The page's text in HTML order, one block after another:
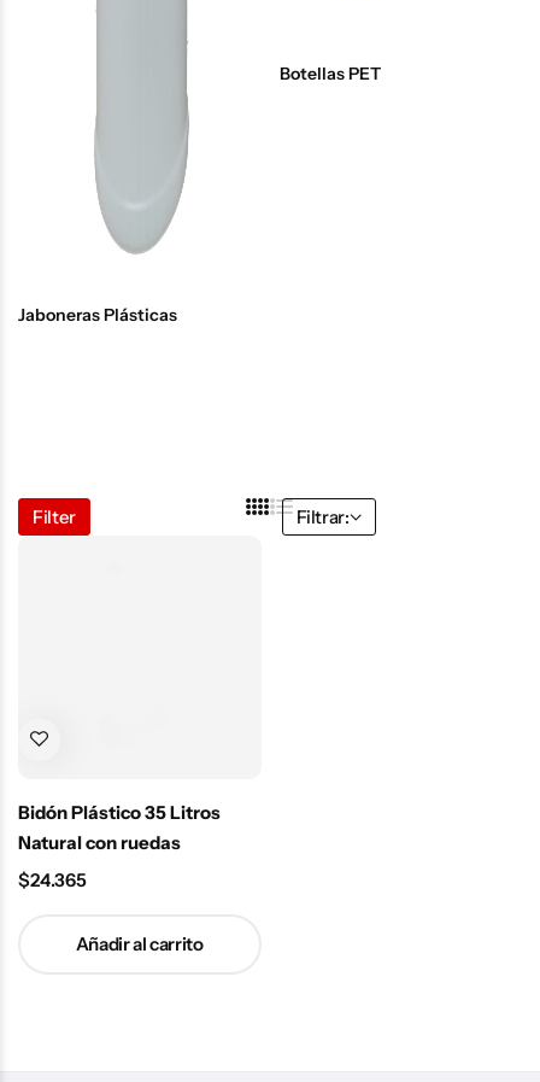
Jaboneras Plásticas
Botellas PET
Filter Filtrar:
Bidón Plástico 35 Litros
Natural con ruedas
$24.365
Añadir al carrito